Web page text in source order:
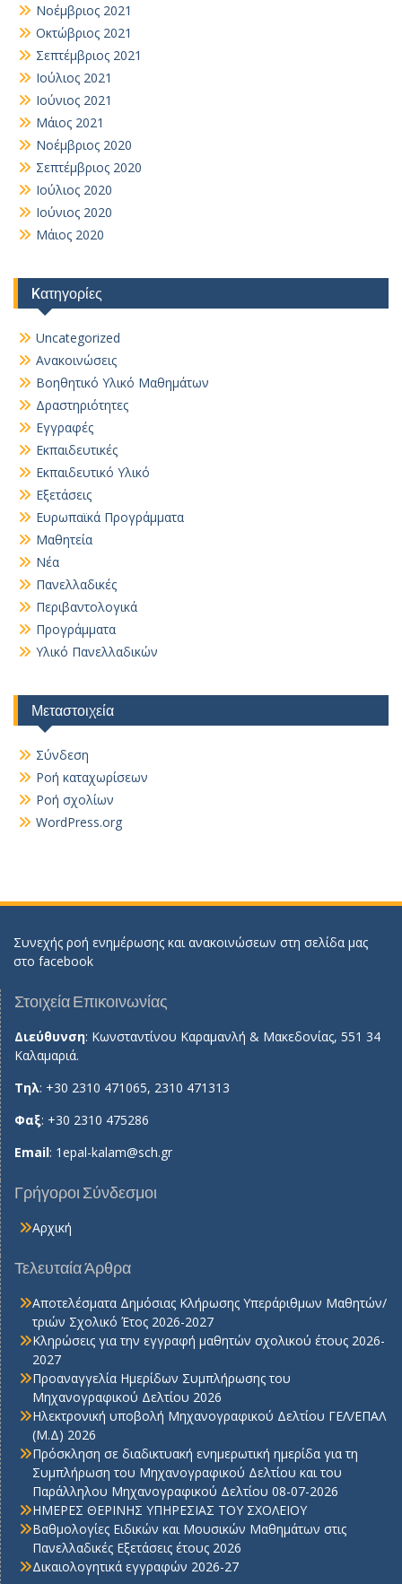
Νοέμβριος 2021
Οκτώβριος 2021
Σεπτέμβριος 2021
Ιούλιος 2021
Ιούνιος 2021
Μάιος 2021
Νοέμβριος 2020
Σεπτέμβριος 2020
Ιούλιος 2020
Ιούνιος 2020
Μάιος 2020
Kατηγορίες
Uncategorized
Ανακοινώσεις
Βοηθητικό Yλικό Mαθημάτων
Δραστηριότητες
Εγγραφές
Εκπαιδευτικές
Εκπαιδευτικό Υλικό
Εξετάσεις
Ευρωπαϊκά Προγράμματα
Μαθητεία
Νέα
Πανελλαδικές
Περιβαντολογικά
Προγράμματα
Υλικό Πανελλαδικών
Μεταστοιχεία
Σύνδεση
Ροή καταχωρίσεων
Ροή σχολίων
WordPress.org
Συνεχής ροή ενημέρωσης και ανακοινώσεων στη σελίδα μας
στο facebook
Στοιχεία Επικοινωνίας
Διεύθυνση: Κωνσταντίνου Καραμανλή & Μακεδονίας, 551 34
Καλαμαριά.
Τηλ: +30 2310 471065, 2310 471313
Φαξ: +30 2310 475286
Email: 1epal-kalam@sch.gr
Γρήγοροι Σύνδεσμοι
Αρχική
Τελευταία Άρθρα
Αποτελέσματα Δημόσιας Κλήρωσης Υπεράριθμων Μαθητών/
τριών Σχολικό Έτος 2026-2027
Κληρώσεις για την εγγραφή μαθητών σχολικού έτους 2026-
2027
Προαναγγελία Ημερίδων Συμπλήρωσης του
Μηχανογραφικού Δελτίου 2026
Ηλεκτρονική υποβολή Μηχανογραφικού Δελτίου ΓΕΛ/ΕΠΑΛ
(Μ.Δ) 2026
Πρόσκληση σε διαδικτυακή ενημερωτική ημερίδα για τη
Συμπλήρωση του Μηχανογραφικού Δελτίου και του
Παράλληλου Μηχανογραφικού Δελτίου 08-07-2026
ΗΜΕΡΕΣ ΘΕΡΙΝΗΣ ΥΠΗΡΕΣΙΑΣ ΤΟΥ ΣΧΟΛΕΙΟΥ
Βαθμολογίες Ειδικών και Μουσικών Μαθημάτων στις
Πανελλαδικές Εξετάσεις έτους 2026
Δικαιολογητικά εγγραφών 2026-27